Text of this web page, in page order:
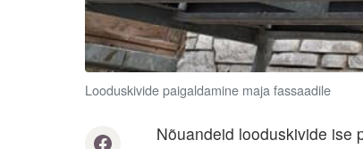
Looduskivide paigaldamine maja fassaadile
Nõuandeid looduskivide ise